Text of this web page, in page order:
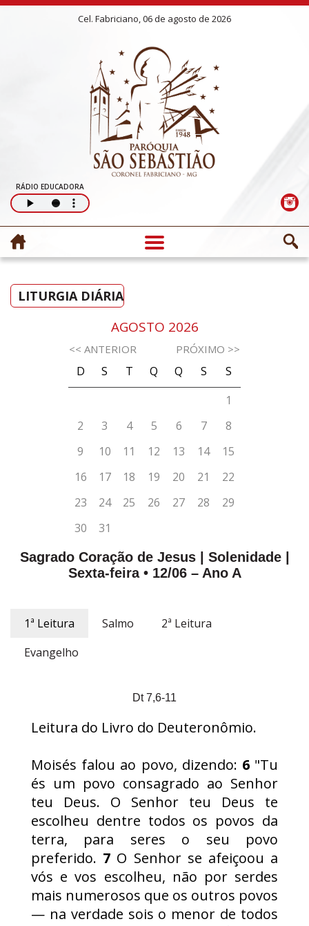
Cel. Fabriciano, 06 de agosto de 2026
RÁDIO EDUCADORA
LITURGIA DIÁRIA
Sagrado Coração de Jesus | Solenidade |
Sexta-feira • 12/06 – Ano A
1ª Leitura Salmo
2ª Leitura
Evangelho
Dt 7,6-11
Leitura do Livro do Deuteronômio.
Moisés falou ao povo, dizendo: 6"Tu
és um povo consagrado ao Senhor
teu Deus. O Senhor teu Deus te
escolheu dentre todos os povos da
terra, para seres o seu povo
preferido. 7 O Senhor se afeiçoou a
vós e vos escolheu, não por serdes
mais numerosos que os outros povos
— na verdade sois o menor de todos